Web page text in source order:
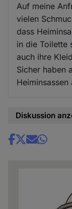
Auf meine
vielen
dass
in die Toilette
auch ihre
Sicher haben
Diskussion
Share